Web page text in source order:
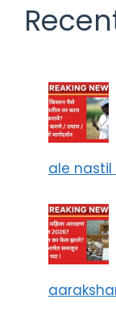
ale nastil